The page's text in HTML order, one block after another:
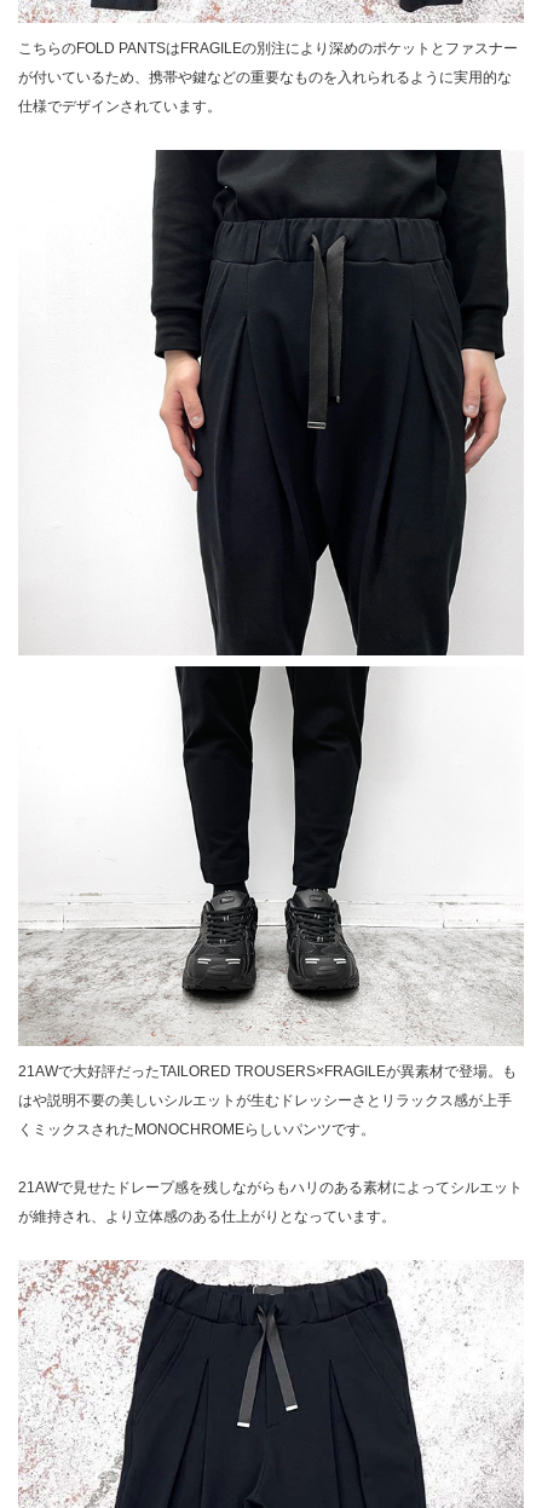
こちらのFOLD PANTSはFRAGILEの別注により深めのポケットとファスナー
が付いているため、携帯や鍵などの重要なものを入れられるように実用的な
仕様でデザインされています。
21AWで大好評だったTAILORED TROUSERS×FRAGILEが異素材で登場。も
はや説明不要の美しいシルエットが生むドレッシーさとリラックス感が上手
くミックスされたMONOCHROMEらしいパンツです。
21AWで見せたドレープ感を残しながらもハリのある素材によってシルエット
が維持され、より立体感のある仕上がりとなっています。